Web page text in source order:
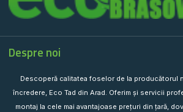
Despre noi
Descoperă calitatea foselor de la producătorul
încredere, Eco Tad din Arad. Oferim și servicii
montaj la cele mai avantajoase prețuri din țară,